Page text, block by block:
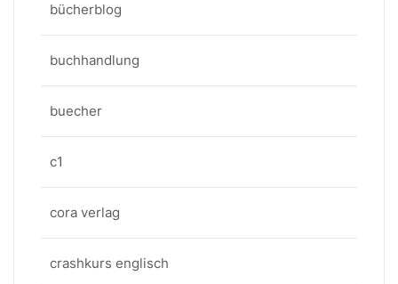
bücherblog
buchhandlung
buecher
c1
cora verlag
crashkurs englisch